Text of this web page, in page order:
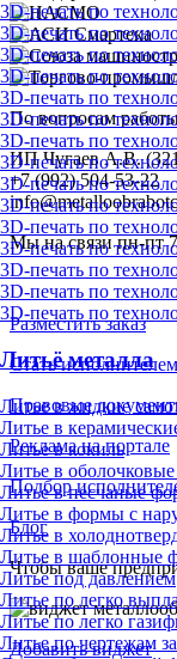
3D-печать по
3D-печать по
3D-печать по
3D-печать по
3D-печать по
3D-печать по
3D-печать по
3D-печать по
3D-печать по
3D-печать по
3D-печать по
3D-печать по
3D-печать по
3D-печать по
3D-печать по
Литьё металла
Литье в жидкие
Литье в
Литье в кокиль
Литье в
Литье в песчаные
Литье в формы с
Литье в
Литье в шаблонные
Литье под давлением
Литье по легко
Литье по легко
Литье по чертежам
По вопросам
ИП Чугаев А.В.
+7 (992) 504-53-22
Мы на связи пн-пт
Разместить заказ
Стать исполнителем
Правовые
Реклама на портале
Подбор
Блог
Чтобы ваше
Добавить виджет